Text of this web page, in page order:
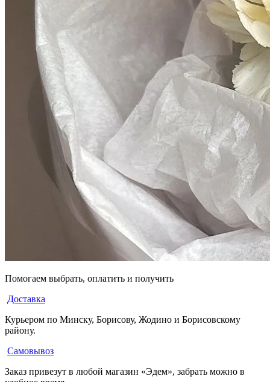
Помогаем выбрать, оплатить и получить
Доставка
Курьером по Минску, Борисову, Жодино и Борисовскому
району.
Самовывоз
Заказ привезут в любой магазин «Эдем», забрать можно в